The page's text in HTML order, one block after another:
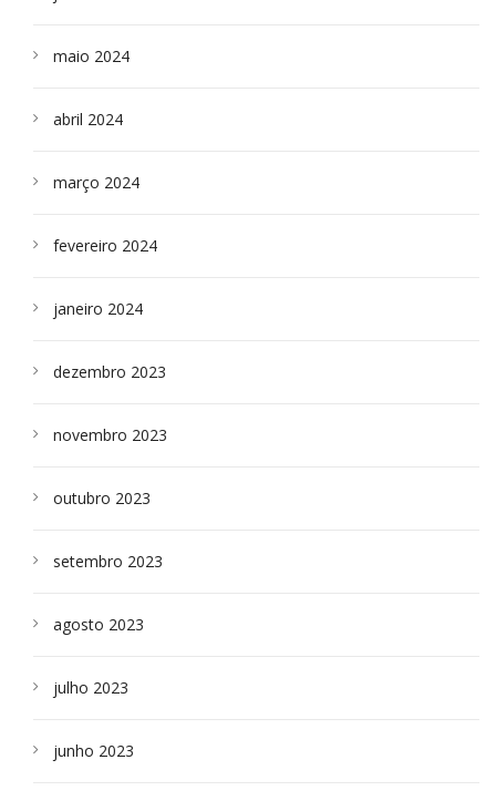
maio 2024
abril 2024
março 2024
fevereiro 2024
janeiro 2024
dezembro 2023
novembro 2023
outubro 2023
setembro 2023
agosto 2023
julho 2023
junho 2023